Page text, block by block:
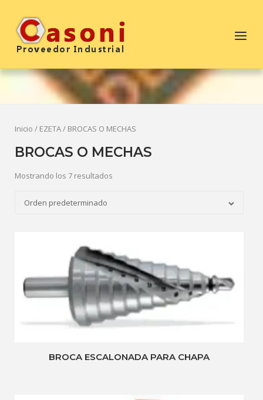
contenido
Inicio
Menú
Inicio / EZETA/ BROCAS O MECHAS
BROCAS O MECHAS
Mostrando los 7 resultados
Orden predeterminado
BROCA ESCALONADA PARA CHAPA